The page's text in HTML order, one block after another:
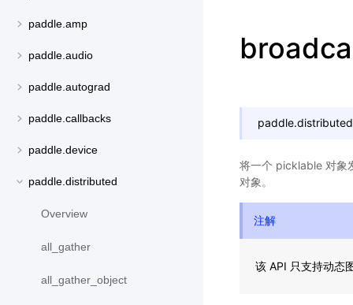
paddle.amp
paddle.audio
paddle.autograd
paddle.callbacks
paddle.device
paddle.distributed
Overview
all_gather
all_gather_object
将一个 picklable 对象
对象。
注解
该 API 只支持动态